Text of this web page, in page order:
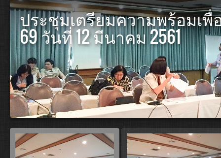
ประชุมเตรียมความพร้อมเพื่
69 วันที่ 12 มีนาคม 2561